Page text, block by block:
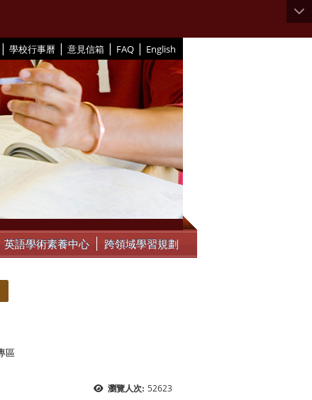
| 學校行事曆 | 意見信箱 | FAQ | English
英語學術素養中心 跨領域學習規劃
區
瀏覽人次: 52623